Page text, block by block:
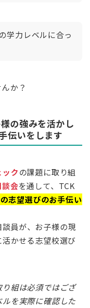
学力レベルに合っ
か？
の強みを活かし
伝いをします
クの課題に取り組
会を通して、TCK
志望選びのお手伝い
員が、お子様の現
かせる志望校選び
組は必須ではござ
を実際に確認した